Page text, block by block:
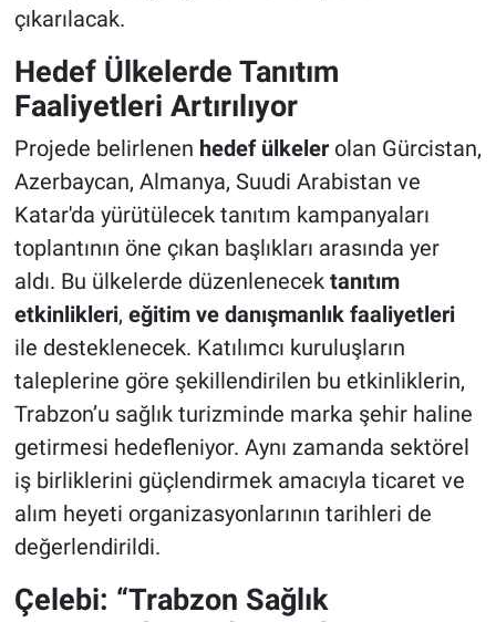
çıkarılacak.
Hedef Ülkelerde Tanıtım
Faaliyetleri Artırılıyor
Projede belirlenen hedef ülkelerolan Gürcistan,
Azerbaycan, Almanya, Suudi Arabistan ve
Katar'da yürütülecek tanıtım kampanyaları
toplantının öne çıkan başlıkları arasında yer
aldı. Bu ülkelerde düzenlenecek tanıtım
etkinlikleri, eğitim ve danışmanlık faaliyetleri
ile desteklenecek. Katılımcı kuruluşların
taleplerine göre şekillendirilen bu etkinliklerin,
Trabzon’u sağlık turizminde marka şehir haline
getirmesi hedefleniyor. Aynı zamanda sektörel
iş birliklerini güçlendirmek amacıyla ticaret ve
alım heyeti organizasyonlarının tarihleri de
değerlendirildi.
Çelebi: “Trabzon Sağlık